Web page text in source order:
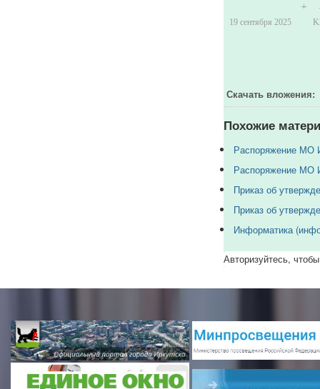
+
19 сентября 2025
Скачать вложения:
Похожие
Распоряжение МО
Распоряжение МО
Приказ об
Приказ об
Информатика
Авторизуйтесь,